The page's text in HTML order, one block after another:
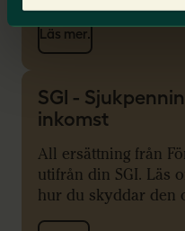
Läs mer.
SGI -
inkomst
All ersättning från
utifrån din SGI. Läs
hur du skyddar den